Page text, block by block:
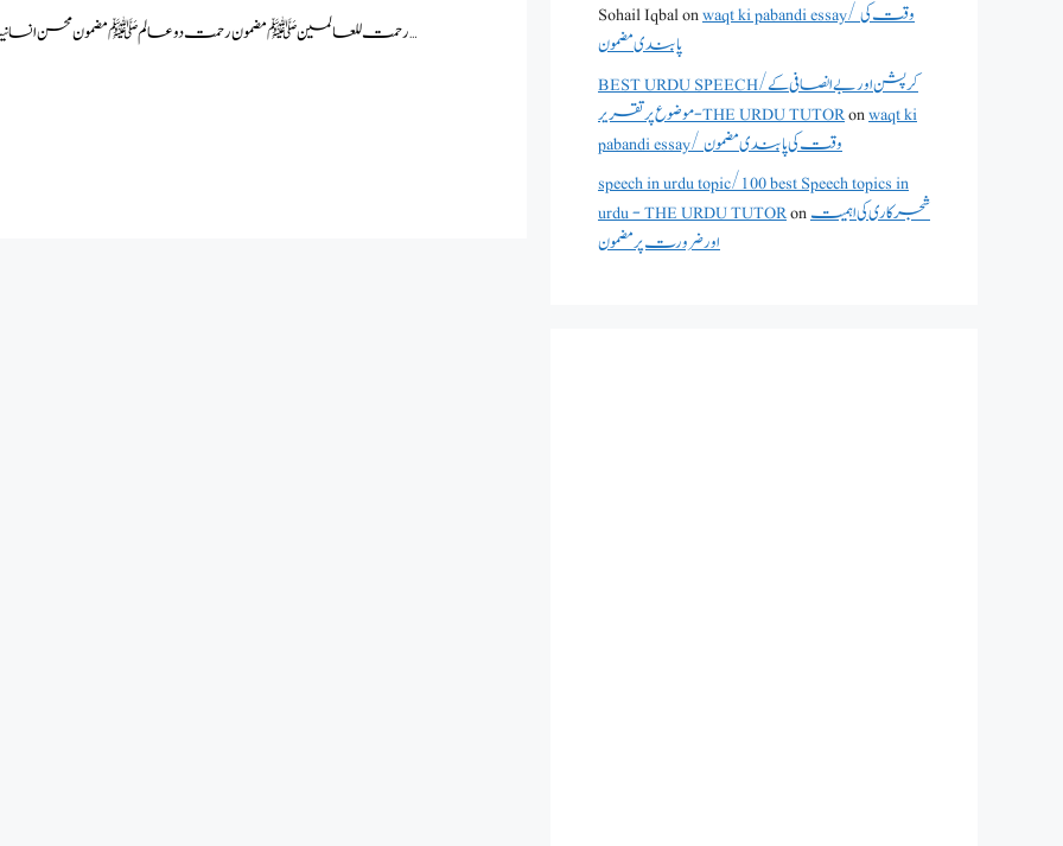
SEERAT UN NABI ESSAY IN URDU 2023 رحمت للعالمین ﷺ مضمون رحمت دو عالم ﷺ مضمون محسن انسانیت مضمون حضور …
Sohail Iqbalonwaqt ki pabandi essay/ وقت کی
پابندی مضمون
BEST URDU SPEECH/کرپشن اور بے انصافی کے
موضوع پر تقریر - THE URDU TUTORonwaqt ki
pabandi essay/ وقت کی پابندی مضمون
speech in urdu topic/100 best Speech topics in
urdu - THE URDU TUTORonشجرکاری کی اہمیت
اور ضرورت پر مضمون